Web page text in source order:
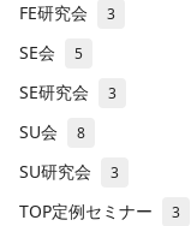
FE研究会 3
SE会 5
SE研究会 3
SU会 8
SU研究会 3
TOP定例セミナー 3